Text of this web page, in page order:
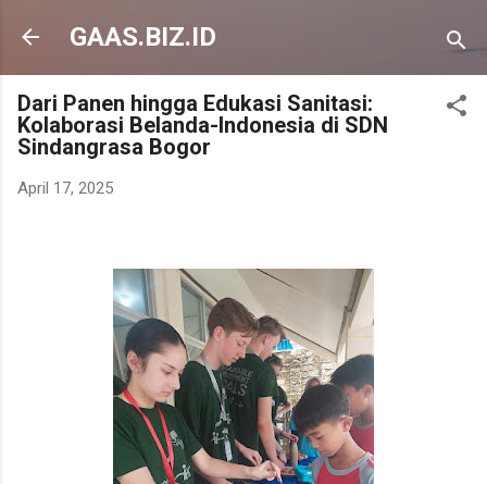
Langsung ke konten utama
GAAS.BIZ.ID
Dari Panen hingga Edukasi Sanitasi:
Kolaborasi Belanda-Indonesia di SDN
Sindangrasa Bogor
April 17, 2025